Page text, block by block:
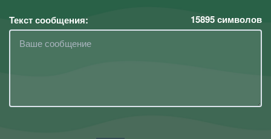
Текст сообщения: 15895символов